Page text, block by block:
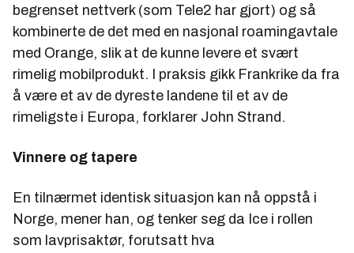
begrenset nettverk (som Tele2 har gjort) og så
kombinerte de det med en nasjonal roamingavtale
med Orange, slik at de kunne levere et svært
rimelig mobilprodukt. I praksis gikk Frankrike da fra
å være et av de dyreste landene til et av de
rimeligste i Europa, forklarer John Strand.
Vinnere og tapere
En tilnærmet identisk situasjon kan nå oppstå i
Norge, mener han, og tenker seg da Ice i rollen
som lavprisaktør, forutsatt hva